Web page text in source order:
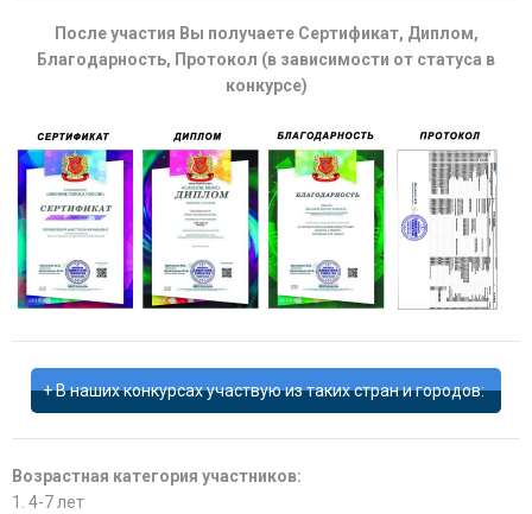
После участия Вы получаете Сертификат, Диплом,
Благодарность, Протокол (в зависимости от статуса в
конкурсе)
В наших конкурсах участвую из таких стран и городов:
Возрастная категория участников:
1. 4-7 лет